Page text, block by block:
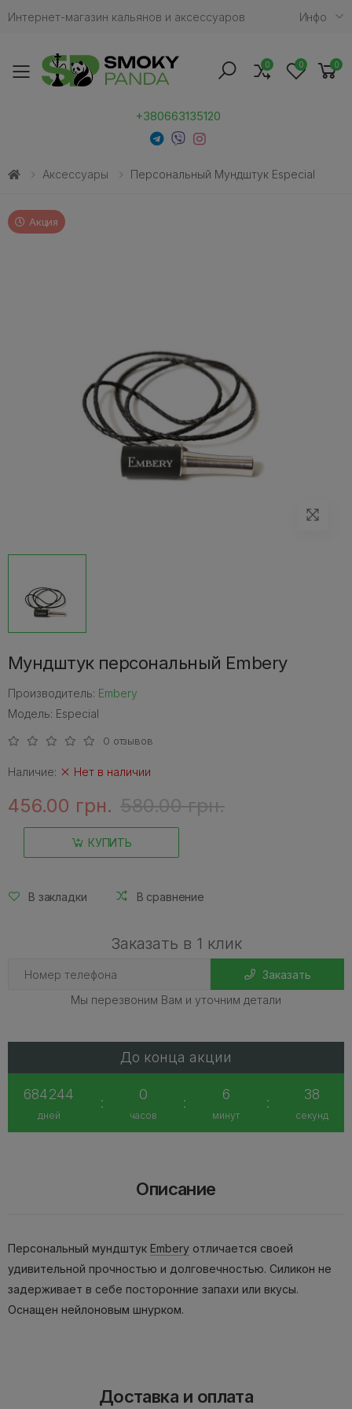
Интернет-магазин кальянов и аксессуаров Инфо
Toggle mobile menu
+380663135120
0 0 0
Аксессуары Персональный Мундштук Especial
Акция
Мундштук персональный Embery
Производитель: Embery
Модель: Especial
0 отзывов
Наличие: Нет в наличии
456.00 грн. 580.00 грн.
КУПИТЬ
В закладки В сравнение
Заказать в 1 клик
Заказать
Мы перезвоним Вам и уточним детали
До конца акции
684244
дней
:
0
часов
:
6
минут
:
38
секунд
Описание
Персональный мундштук Embery отличается своей
удивительной прочностью и долговечностью. Силикон не
задерживает в себе посторонние запахи или вкусы.
Оснащен нейлоновым шнурком.
Доставка и оплата